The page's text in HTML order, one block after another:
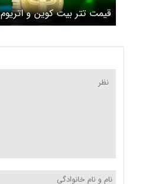
قیمت تتر بیت کوین و اتریوم